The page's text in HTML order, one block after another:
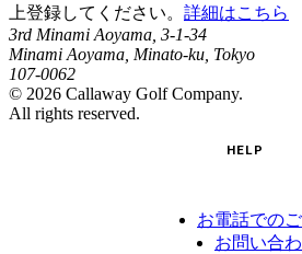
上登録してください。 詳細はこちら
3rd Minami Aoyama, 3-1-34
Minami Aoyama, Minato-ku, Tokyo
107-0062
© 2026 Callaway Golf Company.
All rights reserved.
HELP
お電話での
お問い合